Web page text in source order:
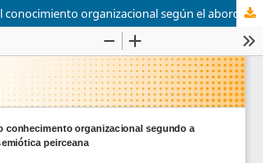
La construcción del conocimiento organizacional según el abordaje de la semiótica peirceana